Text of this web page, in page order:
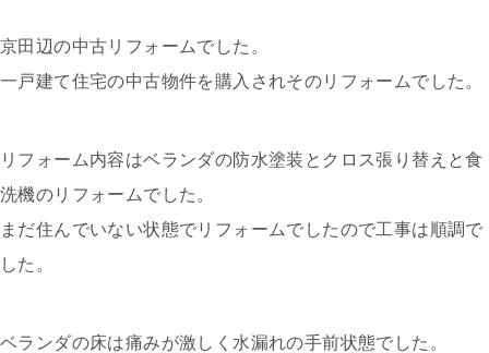
京田辺の中古リフォームでした。
一戸建て住宅の中古物件を購入されそのリフォームでした。
リフォーム内容はベランダの防水塗装とクロス張り替えと食
洗機のリフォームでした。
まだ住んでいない状態でリフォームでしたので工事は順調で
した。
ベランダの床は痛みが激しく水漏れの手前状態でした。